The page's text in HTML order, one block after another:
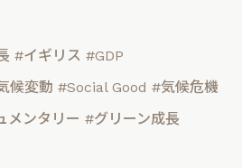
#イギリス #GDP
候変動 #Social Good #気候危機
メンタリー #グリーン成長